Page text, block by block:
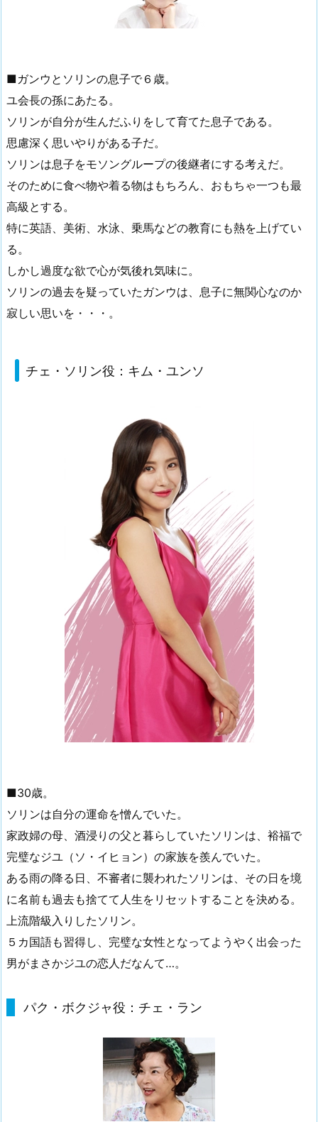
■ガンウとソリンの息子で６歳。
ユ会長の孫にあたる。
ソリンが自分が生んだふりをして育てた息子である。
思慮深く思いやりがある子だ。
ソリンは息子をモソングループの後継者にする考えだ。
そのために食べ物や着る物はもちろん、おもちゃ一つも最
高級とする。
特に英語、美術、水泳、乗馬などの教育にも熱を上げてい
る。
しかし過度な欲で心が気後れ気味に。
ソリンの過去を疑っていたガンウは、息子に無関心なのか
寂しい思いを・・・。
チェ・ソリン役：キム・ユンソ
■30歳。
ソリンは自分の運命を憎んでいた。
家政婦の母、酒浸りの父と暮らしていたソリンは、裕福で
完璧なジユ（ソ・イヒョン）の家族を羨んでいた。
ある雨の降る日、不審者に襲われたソリンは、その日を境
に名前も過去も捨てて人生をリセットすることを決める。
上流階級入りしたソリン。
５カ国語も習得し、完璧な女性となってようやく出会った
男がまさかジユの恋人だなんて…。
パク・ボクジャ役：チェ・ラン